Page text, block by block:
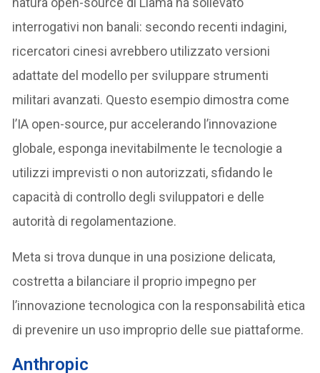
interrogativi non banali: secondo recenti indagini,
ricercatori cinesi avrebbero utilizzato versioni
adattate del modello per sviluppare strumenti
militari avanzati. Questo esempio dimostra come
l’IA open-source, pur accelerando l’innovazione
globale, esponga inevitabilmente le tecnologie a
utilizzi imprevisti o non autorizzati, sfidando le
capacità di controllo degli sviluppatori e delle
autorità di regolamentazione.
Meta si trova dunque in una posizione delicata,
costretta a bilanciare il proprio impegno per
l’innovazione tecnologica con la responsabilità etica
di prevenire un uso improprio delle sue piattaforme.
Anthropic